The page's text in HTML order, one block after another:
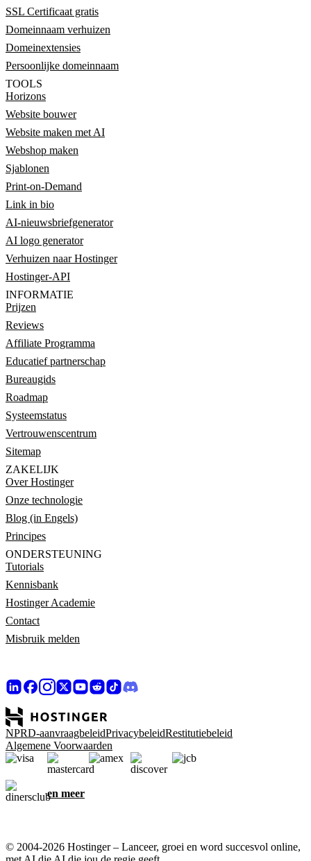
SSL Certificaat gratis
Domeinnaam verhuizen
Domeinextensies
Persoonlijke domeinnaam
TOOLS
Horizons
Website bouwer
Website maken met AI
Webshop maken
Sjablonen
Print-on-Demand
Link in bio
AI-nieuwsbriefgenerator
AI logo generator
Verhuizen naar Hostinger
Hostinger-API
INFORMATIE
Prijzen
Reviews
Affiliate Programma
Educatief partnerschap
Bureaugids
Roadmap
Systeemstatus
Vertrouwenscentrum
Sitemap
ZAKELIJK
Over Hostinger
Onze technologie
Blog (in Engels)
Principes
ONDERSTEUNING
Tutorials
Kennisbank
Hostinger Academie
Contact
Misbruik melden
NPRD-aanvraagbeleidPrivacybeleidRestitutiebeleid
Algemene Voorwaarden
en meer
© 2004-2026 Hostinger – Lanceer, groei en word succesvol online,